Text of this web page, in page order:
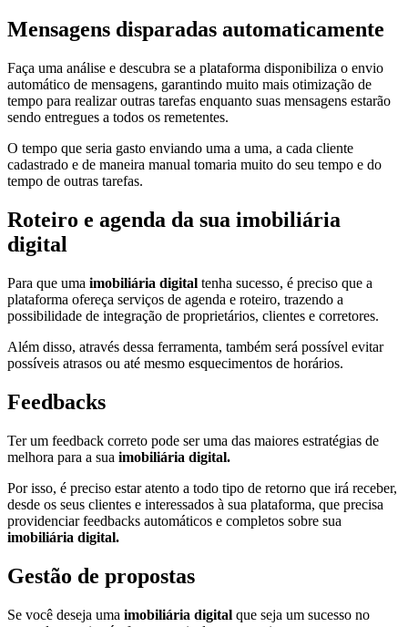
Mensagens disparadas automaticamente
Faça uma análise e descubra se a plataforma disponibiliza o envio
automático de mensagens, garantindo muito mais otimização de
tempo para realizar outras tarefas enquanto suas mensagens estarão
sendo entregues a todos os remetentes.
O tempo que seria gasto enviando uma a uma, a cada cliente
cadastrado e de maneira manual tomaria muito do seu tempo e do
tempo de outras tarefas.
Roteiro e agenda da sua imobiliária
digital
Para que uma imobiliária digital tenha sucesso, é preciso que a
plataforma ofereça serviços de agenda e roteiro, trazendo a
possibilidade de integração de proprietários, clientes e corretores.
Além disso, através dessa ferramenta, também será possível evitar
possíveis atrasos ou até mesmo esquecimentos de horários.
Feedbacks
Ter um feedback correto pode ser uma das maiores estratégias de
melhora para a sua imobiliária digital.
Por isso, é preciso estar atento a todo tipo de retorno que irá receber,
desde os seus clientes e interessados à sua plataforma, que precisa
providenciar feedbacks automáticos e completos sobre sua
imobiliária digital.
Gestão de propostas
Se você deseja uma imobiliária digital que seja um sucesso no